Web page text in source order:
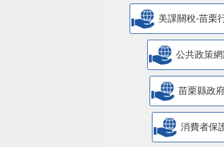
美課關稅-苗栗
公共政策
苗栗縣政
消費者保